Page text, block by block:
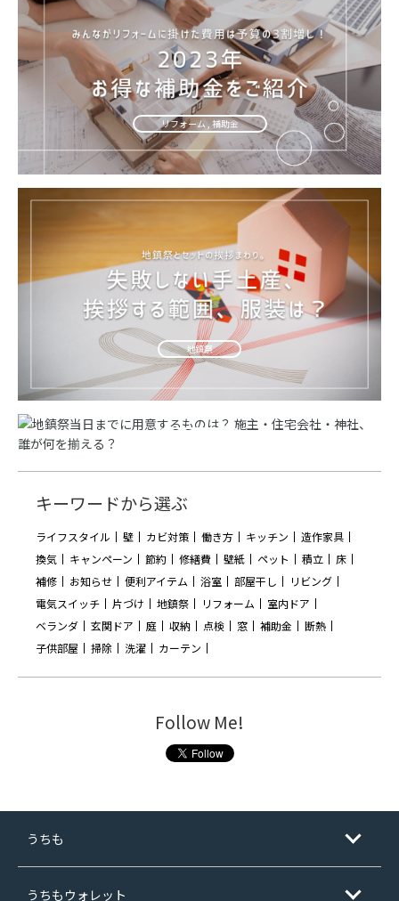
リフォーム , 補助金
地鎮祭
キーワードから選ぶ
ライフスタイル 壁 カビ対策 働き方 キッチン
造作家具
換気
キャンペーン 節約 修繕費 壁紙 ペット 積立
床
補修
お知らせ 便利アイテム 浴室 部屋干し
リビング
電気スイッチ
片づけ 地鎮祭 リフォーム
室内ドア
ベランダ
玄関ドア 庭 収納 点検 窓 補助金
断熱
子供部屋
掃除 洗濯 カーテン
Follow Me!
うちも
うちもウォレット